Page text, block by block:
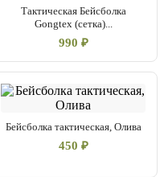
Тактическая Бейсболка
Gongtex (сетка)...
990 ₽
Бейсболка тактическая, Олива
450 ₽